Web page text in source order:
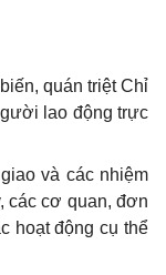
quán triệt Chỉ
lao động trực
và các nhiệm
các cơ quan, đơn
hoạt động cụ thể